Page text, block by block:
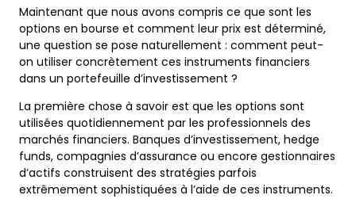
Maintenant que nous avons compris ce que sont les
options en bourse et comment leur prix est déterminé,
une question se pose naturellement : comment peut-
on utiliser concrètement ces instruments financiers
dans un portefeuille d’investissement ?
La première chose à savoir est que les options sont
utilisées quotidiennement par les professionnels des
marchés financiers. Banques d’investissement, hedge
funds, compagnies d’assurance ou encore gestionnaires
d’actifs construisent des stratégies parfois
extrêmement sophistiquées à l’aide de ces instruments.